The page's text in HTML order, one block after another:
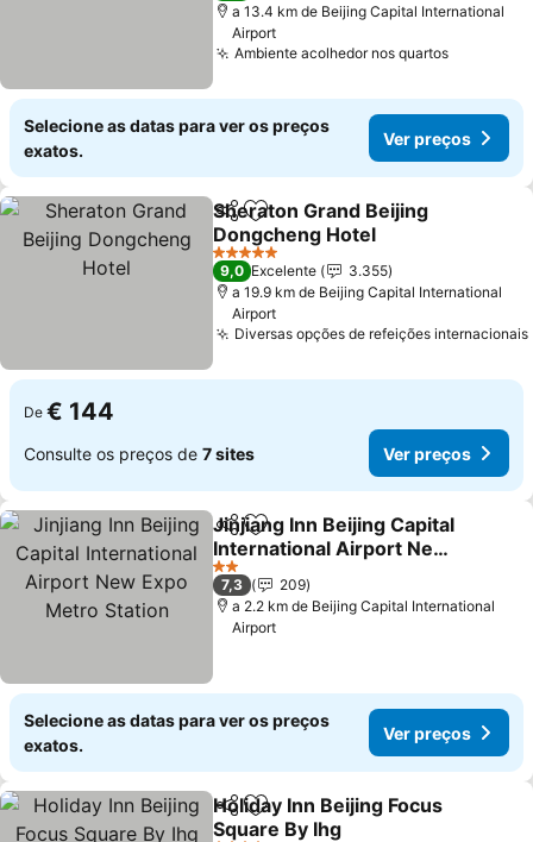
a 13.4 km de Beijing Capital International
Airport
Ambiente acolhedor nos quartos
Selecione as datas para ver os preços
exatos.
Ver preços
PartilharAdicionar aos favoritos
Sheraton Grand Beijing
Dongcheng Hotel
5 Estrelas
9,0 Excelente
3.355
a 19.9 km de Beijing Capital International
Airport
Diversas opções de refeições internacionais
De € 144
Consulte os preços de 7 sites Ver preços
PartilharAdicionar aos favoritos
Jinjiang Inn Beijing Capital
International Airport New
Expo Metro Station
2 Estrelas
7,3
209
a 2.2 km de Beijing Capital International
Airport
Selecione as datas para ver os preços
exatos.
Ver preços
PartilharAdicionar aos favoritos
Holiday Inn Beijing Focus
Square By Ihg